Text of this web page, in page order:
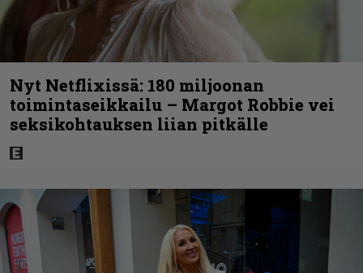
Nyt Netflixissä: 180 miljoonan
toimintaseikkailu – Margot Robbie vei
seksikohtauksen liian pitkälle